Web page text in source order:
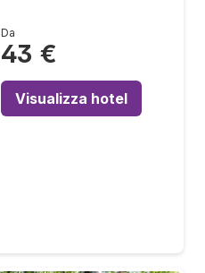
Da
43 €
Visualizza hotel